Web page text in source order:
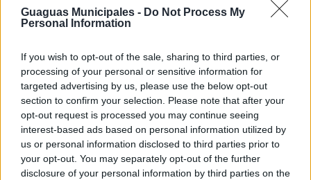
Guaguas Municipales - Do Not Process My
Personal Information
If you wish to opt-out of the sale, sharing to third parties, or
processing of your personal or sensitive information for
targeted advertising by us, please use the below opt-out
section to confirm your selection. Please note that after your
opt-out request is processed you may continue seeing
interest-based ads based on personal information utilized by
us or personal information disclosed to third parties prior to
your opt-out. You may separately opt-out of the further
disclosure of your personal information by third parties on the
707
CONDUCTORES